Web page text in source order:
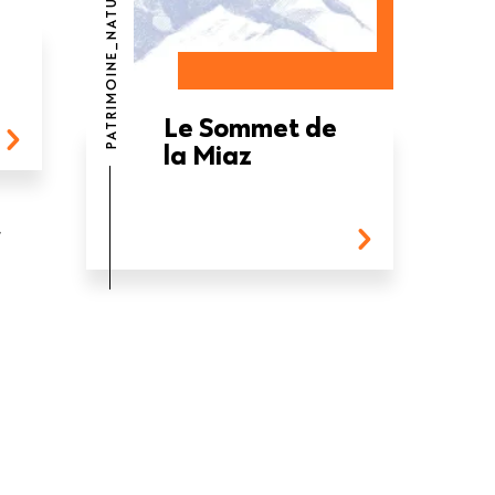
PATRIMOINE_NATUREL
Le Sommet de
la Miaz